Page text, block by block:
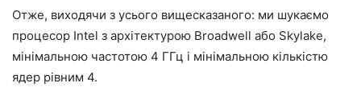
Отже, виходячи з усього вищесказаного: ми шукаємо
процесор Intel з архітектурою Broadwell або Skylake,
мінімальною частотою 4 ГГц і мінімальною кількістю
ядер рівним 4.